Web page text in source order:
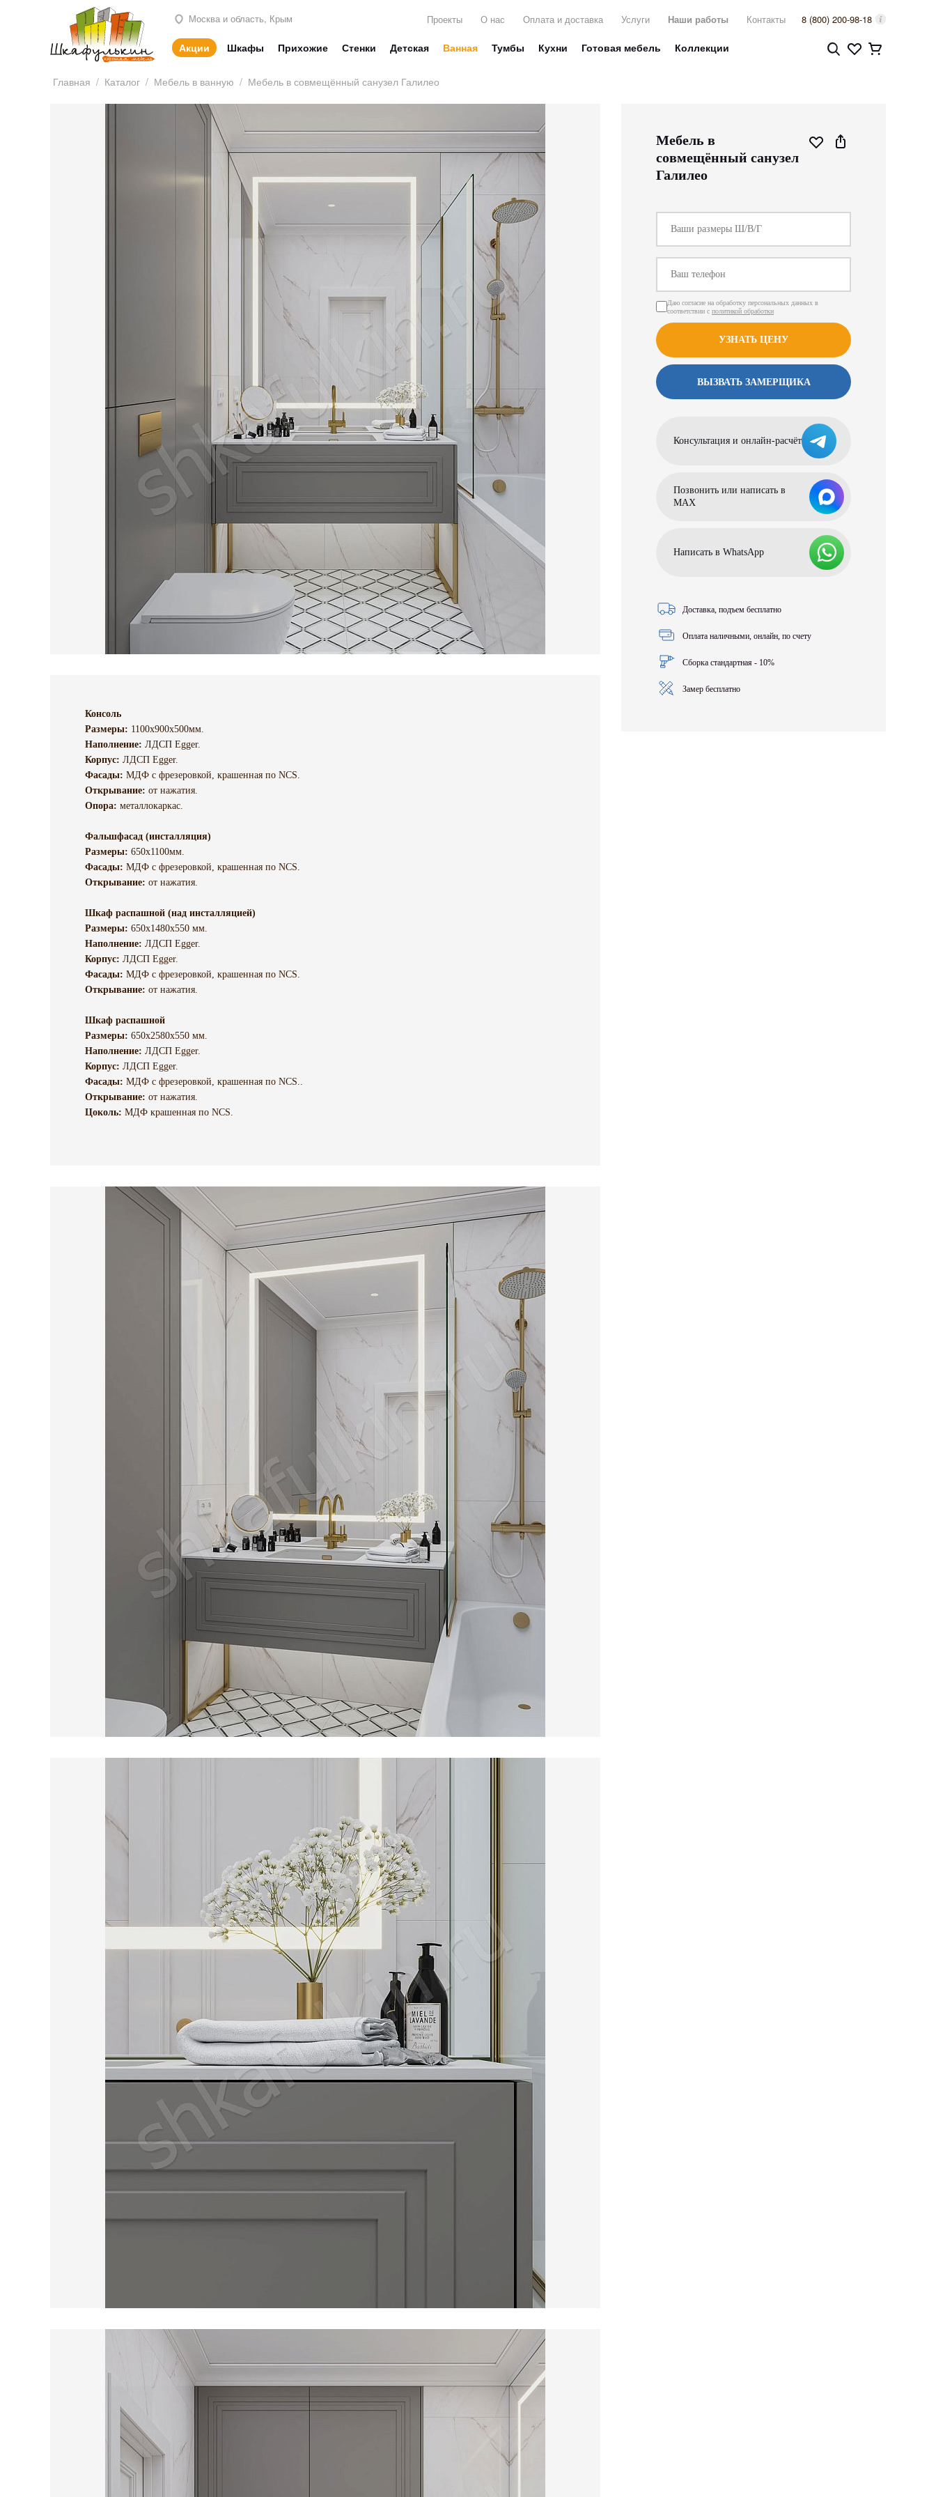
Москва и область, Крым Проекты О нас Оплата и доставка Услуги Наши работы Контакты 8 (800) 200-98-18
Акции Шкафы Прихожие Стенки Детская Ванная Тумбы Кухни Готовая мебель Коллекции
Главная / Каталог / Мебель в ванную / Мебель в совмещённый санузел Галилео
Консоль
Размеры: 1100х900х500мм.
Наполнение: ЛДСП Egger.
Корпус: ЛДСП Egger.
Фасады: МДФ c фрезеровкой, крашенная по NCS.
Открывание: от нажатия.
Опора: металлокаркас.
Фальшфасад (инсталляция)
Размеры: 650х1100мм.
Фасады: МДФ c фрезеровкой, крашенная по NCS.
Открывание: от нажатия.
Шкаф распашной (над инсталляцией)
Размеры: 650х1480х550 мм.
Наполнение: ЛДСП Egger.
Корпус: ЛДСП Egger.
Фасады: МДФ c фрезеровкой, крашенная по NCS.
Открывание: от нажатия.
Шкаф распашной
Размеры: 650х2580х550 мм.
Наполнение: ЛДСП Egger.
Корпус: ЛДСП Egger.
Фасады: МДФ c фрезеровкой, крашенная по NCS..
Открывание: от нажатия.
Цоколь: МДФ крашенная по NCS.
Мебель в
совмещённый санузел
Галилео
Даю согласие на обработку персональных данных в
соответствии с политикой обработки
УЗНАТЬ ЦЕНУ
ВЫЗВАТЬ ЗАМЕРЩИКА
Консультация и онлайн-расчёт
Позвонить или написать в
МАХ
Написать в WhatsApp
Доставка, подъем бесплатно
Оплата наличными, онлайн, по счету
Сборка стандартная - 10%
Замер бесплатно